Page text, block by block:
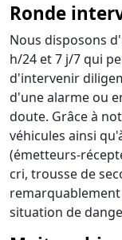
Ronde
Nous disposons
h/24 et 7 j/7 qui
d'intervenir
d'une alarme ou
doute. Grâce à
véhicules ainsi
(émetteurs-
cri, trousse de
situation de